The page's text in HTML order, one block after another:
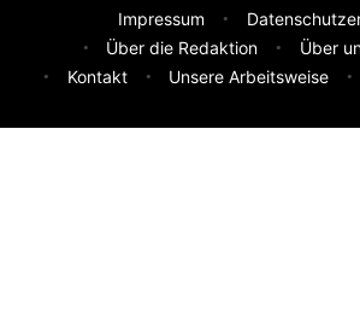
Impressum
Über die Redaktion
Über
Kontakt
Unsere Arbeitsweise